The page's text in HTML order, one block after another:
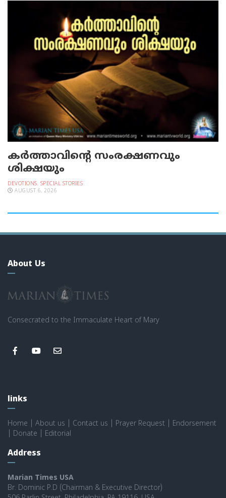
കർത്താവിന്റെ സംരക്ഷണവും
ശിക്ഷയും
DEVOTIONS, SPECIAL STORIES
AUGUST 6, 2026
About Us
Consecrated to the Immaculate Heart of Mary
links
Home About us Contact us Prayer Request
Endorsement
Donate Editorial
Address
Marian Times USA
Br. Dominic P.D (Chairman & Executive Director)